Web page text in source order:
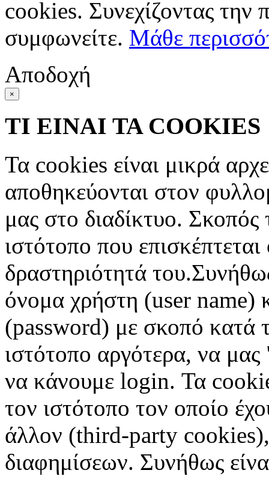
cookies. Συνεχίζοντας την
συμφωνείτε. Μάθε
Αποδοχή
×
ΤΙ ΕΙΝΑΙ ΤΑ COOKIES
Τα cookies είναι μικρά
αποθηκεύονται στον
μας στο διαδίκτυο. Σκοπός
ιστότοπο που
δραστηριότητά
όνομα χρήστη (user name)
(password) με σκοπό κατά
ιστότοπο αργότερα, να μας
να κάνουμε login. Τα
τον ιστότοπο τον οποίο
άλλον (third-party
διαφημίσεων. Συνήθως